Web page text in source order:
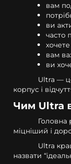
вам
ви
часто
вам
ви
Ultra —
корпус і
Чим Ultra
Головна
міцніший і
Ultra
назвати